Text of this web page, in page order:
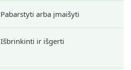
Pabarstyti arba įmaišyti
Išbrinkinti ir išgerti